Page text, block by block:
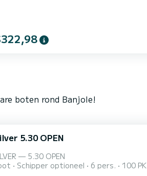
boten rond Banjole!
5.30 OPEN
— 5.30 OPEN
Schipper optioneel 6 pers. 100 PK